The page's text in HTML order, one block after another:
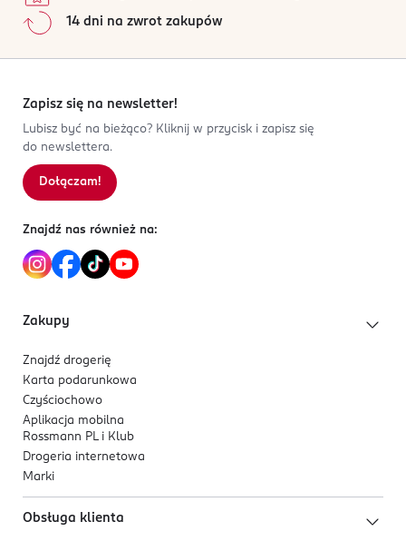
Kod EAN
4
0%
2
1
0%
Sortowanie wg
14 dni na zwrot zakupów
Zapisz się na newsletter!
Lubisz być na bieżąco? Kliknij w przycisk i zapisz się
do newslettera.
Dołączam!
Znajdź nas również na:
Zakupy
Znajdź drogerię
Karta podarunkowa
Czyściochowo
Aplikacja mobilna
Rossmann PL i Klub
Drogeria internetowa
Marki
Obsługa klienta